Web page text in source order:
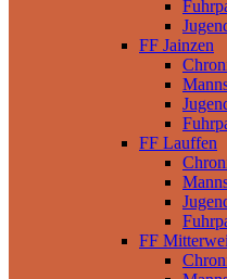
FF Jainzen
FF Lauffen
FF